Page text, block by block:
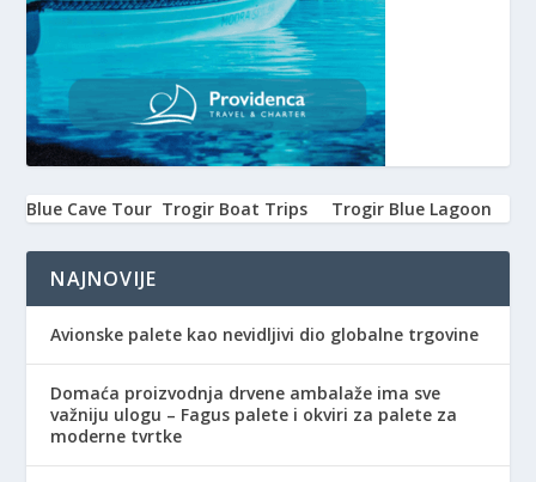
Blue Cave Tour Trogir Boat Trips Trogir Blue Lagoon
NAJNOVIJE
Avionske palete kao nevidljivi dio globalne trgovine
Domaća proizvodnja drvene ambalaže ima sve
važniju ulogu – Fagus palete i okviri za palete za
moderne tvrtke